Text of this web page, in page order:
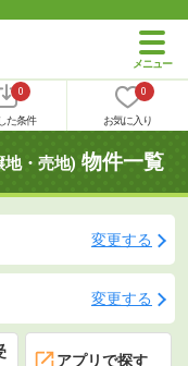
0
た条件
0
お気に入り
・売地) 物件一覧
変更する
変更する
アプリで探す